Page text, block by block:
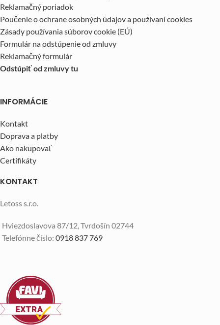
Reklamačný poriadok
Poučenie o ochrane osobných údajov a používaní cookies
Zásady používania súborov cookie (EÚ)
Formulár na odstúpenie od zmluvy
Reklamačný formulár
Odstúpiť od zmluvy tu
INFORMÁCIE
Kontakt
Doprava a platby
Ako nakupovať
Certifikáty
KONTAKT
Letoss s.r.o.
Hviezdoslavova 87/12, Tvrdošín 02744
Telefónne číslo: 0918 837 769